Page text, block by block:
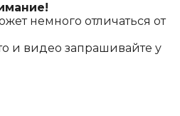
немного отличаться от
и видео запрашивайте у